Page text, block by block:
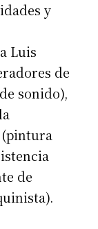
y
Luis
de
sonido),
(pintura
de